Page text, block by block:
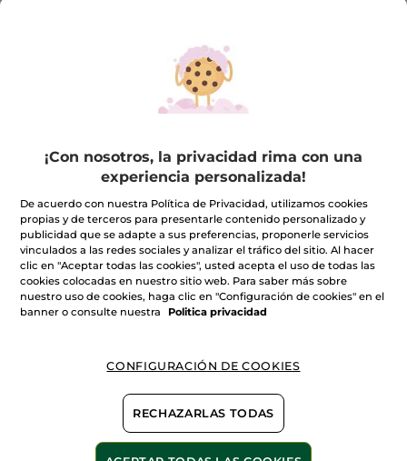
Mascarilla SOS Hidratación Intensa
30ml
★★★★★
★★★★★
No
hay
valoraciones
de
INCLUIR UNA RESEÑA
Cantidad
PRODUCTO NO DISPONIBLE
¡Con nosotros, la privacidad rima con una
experiencia personalizada!
De acuerdo con nuestra Política de Privacidad, utilizamos cookies
propias y de terceros para presentarle contenido personalizado y
publicidad que se adapte a sus preferencias, proponerle servicios
vinculados a las redes sociales y analizar el tráfico del sitio. Al hacer
clic en "Aceptar todas las cookies", usted acepta el uso de todas las
cookies colocadas en nuestro sitio web. Para saber más sobre
nuestro uso de cookies, haga clic en "Configuración de cookies" en el
banner o consulte nuestra
Politica privacidad
CONFIGURACIÓN DE COOKIES
RECHAZARLAS TODAS